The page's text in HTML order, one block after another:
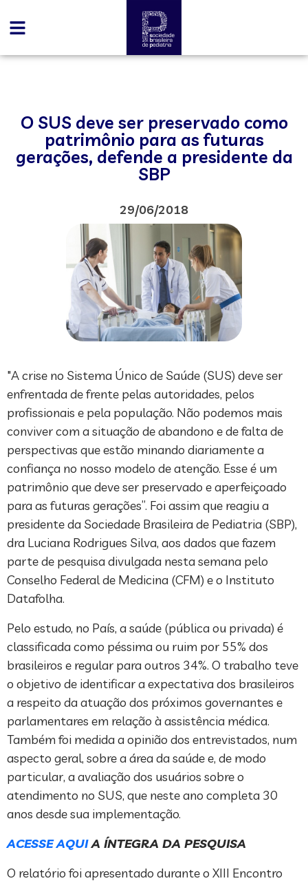
O SUS deve ser preservado como
patrimônio para as futuras
gerações, defende a presidente da
SBP
29/06/2018
"A crise no Sistema Único de Saúde (SUS) deve ser
enfrentada de frente pelas autoridades, pelos
profissionais e pela população. Não podemos mais
conviver com a situação de abandono e de falta de
perspectivas que estão minando diariamente a
confiança no nosso modelo de atenção. Esse é um
patrimônio que deve ser preservado e aperfeiçoado
para as futuras gerações”. Foi assim que reagiu a
presidente da Sociedade Brasileira de Pediatria (SBP),
dra Luciana Rodrigues Silva, aos dados que fazem
parte de pesquisa divulgada nesta semana pelo
Conselho Federal de Medicina (CFM) e o Instituto
Datafolha.
Pelo estudo, no País, a saúde (pública ou privada) é
classificada como péssima ou ruim por 55% dos
brasileiros e regular para outros 34%. O trabalho teve
o objetivo de identificar a expectativa dos brasileiros
a respeito da atuação dos próximos governantes e
parlamentares em relação à assistência médica.
Também foi medida a opinião dos entrevistados, num
aspecto geral, sobre a área da saúde e, de modo
particular, a avaliação dos usuários sobre o
atendimento no SUS, que neste ano completa 30
anos desde sua implementação.
ACESSE AQUIA ÍNTEGRA DA PESQUISA
O relatório foi apresentado durante o XIII Encontro